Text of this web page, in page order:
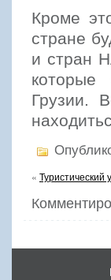
Кроме
стране
и стран
которые
Грузии.
« Туристический